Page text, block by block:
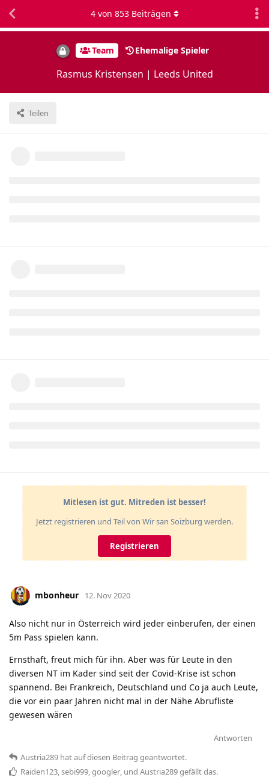
Team Ehemalige Spieler
Rasmus Kristensen | Leeds United
Teilen
4von 853Beiträgen
Mitlesen ist gut. Mitreden ist besser!
Jetzt registrieren und Teil von Wir san Soizburg werden.
Registrieren
mbonheur 12. Nov 2020
Also nicht nur in Österreich wird jeder einberufen, der einen
5m Pass spielen kann.
Ernsthaft, freut mich für ihn. Aber was für Leute in den
diversen NT im Kader sind seit der Covid-Krise ist schon
spannend. Bei Frankreich, Deutschland und Co ja auch Leute,
die vor ein paar Jahren nicht mal in der Nähe Abrufliste
gewesen wären
Antworten
Austria289 hatauf diesen Beitrag geantwortet.
Raiden123,sebi999,googler, und Austria289gefällt das.